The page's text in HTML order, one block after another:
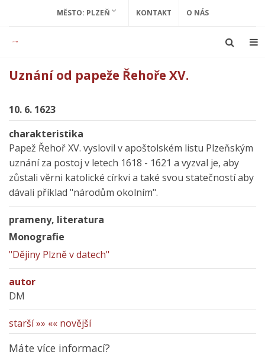
MĚSTO: PLZEŇ KONTAKT O NÁS
Uznání od papeže Řehoře XV.
10. 6. 1623
charakteristika
Papež Řehoř XV. vyslovil v apoštolském listu Plzeňským
uznání za postoj v letech 1618 - 1621 a vyzval je, aby
zůstali věrni katolické církvi a také svou statečností aby
dávali příklad "národům okolním".
prameny, literatura
Monografie
"Dějiny Plzně v datech"
autor
DM
starší »» «« novější
Máte více informací?